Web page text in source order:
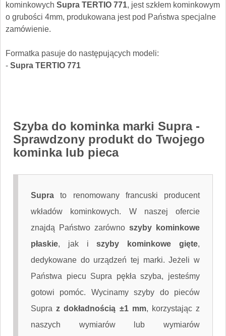
kominkowych Supra TERTIO 771, jest szkłem kominkowym
o grubości 4mm, produkowana jest pod Państwa specjalne
zamówienie.
Formatka pasuje do następujących modeli:
- Supra TERTIO 771
Szyba do kominka marki Supra-
Sprawdzony produkt do Twojego
kominka lub pieca
Supra to renomowany francuski producent
wkładów kominkowych. W naszej ofercie
znajdą Państwo zarówno szyby kominkowe
płaskie, jak iszyby kominkowe gięte,
dedykowane do urządzeń tej marki. Jeżeli w
Państwa piecu Supra pękła szyba, jesteśmy
gotowi pomóc. Wycinamy szyby do pieców
Supraz dokładnością ±1 mm, korzystając z
naszych wymiarów lub wymiarów